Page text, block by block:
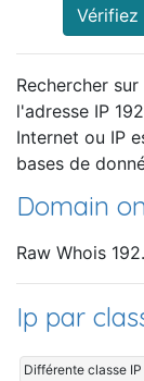
Vérifiez
Rechercher
l'adresse IP
Internet ou IP
bases de
Domain
Raw Whois
Ip par
Différente classe IP